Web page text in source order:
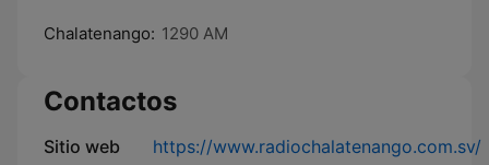
Chalatenango: 1290 AM
Contactos
Sitio web
https://www.radiochalatenango.com.sv/